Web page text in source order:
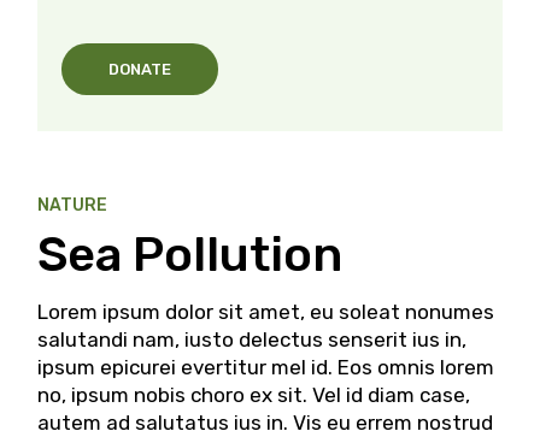
DONATE
NATURE
Sea Pollution
Lorem ipsum dolor sit amet, eu soleat nonumes
salutandi nam, iusto delectus senserit ius in,
ipsum epicurei evertitur mel id. Eos omnis lorem
no, ipsum nobis choro ex sit. Vel id diam case,
autem ad salutatus ius in. Vis eu errem nostrud